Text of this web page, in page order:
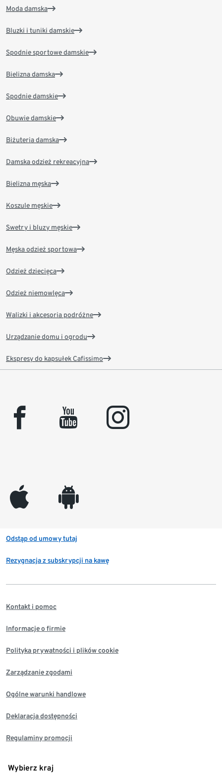
Moda damska
Bluzki i tuniki damskie
Spodnie sportowe damskie
Bielizna damska
Spodnie damskie
Obuwie damskie
Biżuteria damska
Damska odzież rekreacyjna
Bielizna męska
Koszule męskie
Swetry i bluzy męskie
Męska odzież sportowa
Odzież dziecięca
Odzież niemowlęca
Walizki i akcesoria podróżne
Urządzanie domu i ogrodu
Ekspresy do kapsułek Cafissimo
facebook youtube instagram
appleinc android
Odstąp od umowy tutaj
Rezygnacja z subskrypcji na kawę
Kontakt i pomoc
Informacje o firmie
Polityka prywatności i plików cookie
Zarządzanie zgodami
Ogólne warunki handlowe
Deklaracja dostępności
Regulaminy promocji
Wybierz kraj